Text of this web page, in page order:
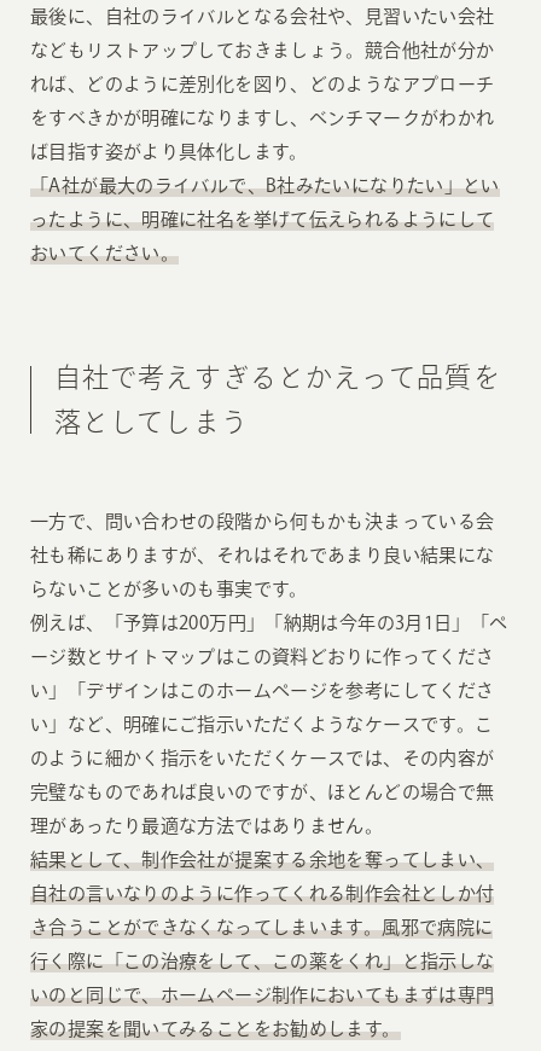
最後に、自社のライバルとなる会社や、見習いたい会社
などもリストアップしておきましょう。競合他社が分か
れば、どのように差別化を図り、どのようなアプローチ
をすべきかが明確になりますし、ベンチマークがわかれ
ば目指す姿がより具体化します。
「A社が最大のライバルで、B社みたいになりたい」とい
ったように、明確に社名を挙げて伝えられるようにして
おいてください。
自社で考えすぎるとかえって品質を
落としてしまう
一方で、問い合わせの段階から何もかも決まっている会
社も稀にありますが、それはそれであまり良い結果にな
らないことが多いのも事実です。
例えば、「予算は200万円」「納期は今年の3月1日」「ペ
ージ数とサイトマップはこの資料どおりに作ってくださ
い」「デザインはこのホームページを参考にしてくださ
い」など、明確にご指示いただくようなケースです。こ
のように細かく指示をいただくケースでは、その内容が
完璧なものであれば良いのですが、ほとんどの場合で無
理があったり最適な方法ではありません。
結果として、制作会社が提案する余地を奪ってしまい、
自社の言いなりのように作ってくれる制作会社としか付
き合うことができなくなってしまいます。風邪で病院に
行く際に「この治療をして、この薬をくれ」と指示しな
いのと同じで、ホームページ制作においてもまずは専門
家の提案を聞いてみることをお勧めします。